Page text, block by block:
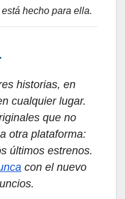
hecho para ella.
historias, en
cualquier lugar.
que no
otra plataforma:
últimos estrenos.
con el nuevo